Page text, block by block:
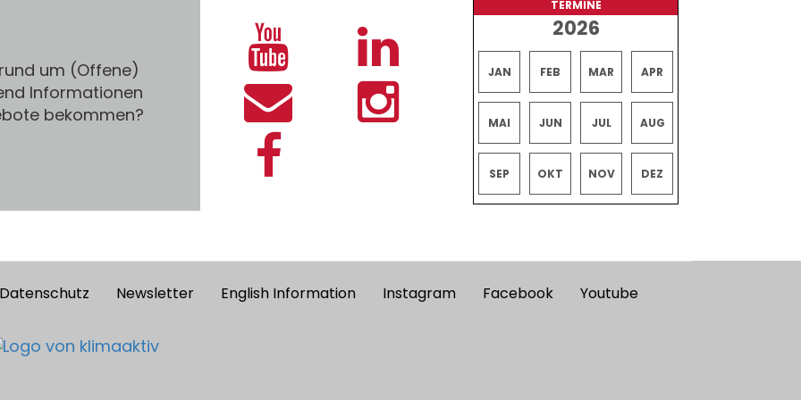
um (Offene)
Informationen
bekommen?
TERMINE
2026
JAN FEB MAR APR
MAI JUN JUL AUG
SEP OKT NOV DEZ
Datenschutz Newsletter English Information Instagram Facebook Youtube